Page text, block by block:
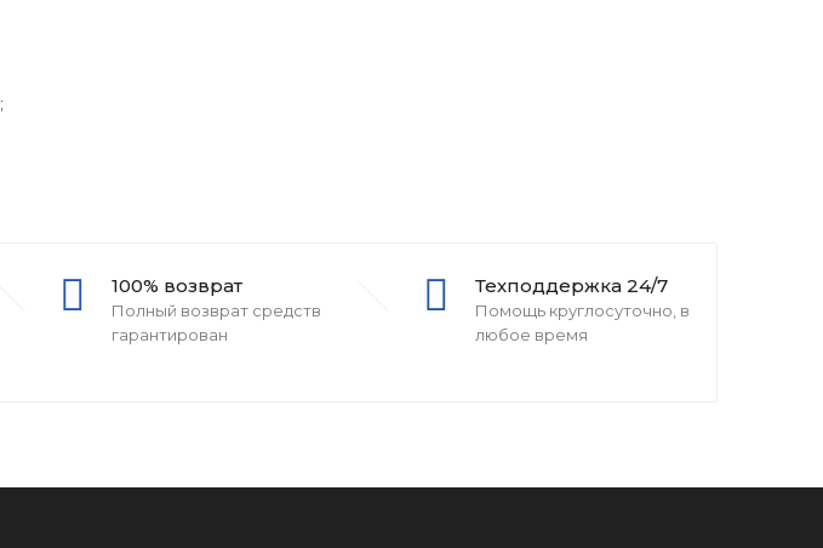
;
100% возврат
Полный возврат средств
гарантирован
Техподдержка 24/7
Помощь круглосуточно, в
любое время